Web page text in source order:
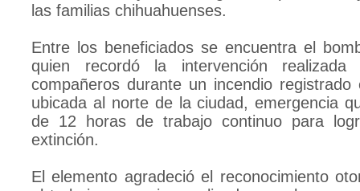
las familias chihuahuenses.
Entre los beneficiados se encuentra el
quien recordó la intervención
compañeros durante un incendio
ubicada al norte de la ciudad, emergencia
de 12 horas de trabajo continuo para
extinción.
El elemento agradeció el reconocimiento